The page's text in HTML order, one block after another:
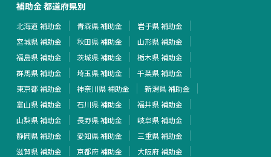
補助金 都道府県別
北海道 補助金 青森県 補助金
岩手県 補助金
宮城県 補助金
秋田県 補助金
山形県 補助金
福島県 補助金
茨城県 補助金
栃木県 補助金
群馬県 補助金
埼玉県 補助金
千葉県 補助金
東京都 補助金
神奈川県 補助金
新潟県 補助金
富山県 補助金
石川県 補助金
福井県 補助金
山梨県 補助金
長野県 補助金
岐阜県 補助金
静岡県 補助金
愛知県 補助金
三重県 補助金
滋賀県 補助金
京都府 補助金
大阪府 補助金